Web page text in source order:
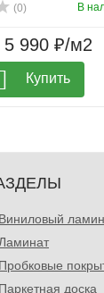
помещений
(0) В
5 990 ₽/м2
Купить
Виниловый
Ламинат
Пробковые
Паркетная доска